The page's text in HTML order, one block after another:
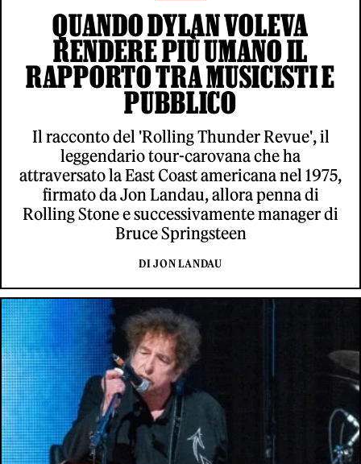
QUANDO DYLAN VOLEVA
RENDERE PIÙ UMANO IL
RAPPORTO TRA MUSICISTI E
PUBBLICO
Il racconto del 'Rolling Thunder Revue', il
leggendario tour-carovana che ha
attraversato la East Coast americana nel 1975,
firmato da Jon Landau, allora penna di
Rolling Stone e successivamente manager di
Bruce Springsteen
DI JON LANDAU